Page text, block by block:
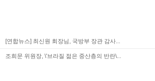
[연합뉴스] 최신원 회장님, 국방부 장관 감사...
조희문 위원장, \'브라질 젊은 중산층의 반란\...